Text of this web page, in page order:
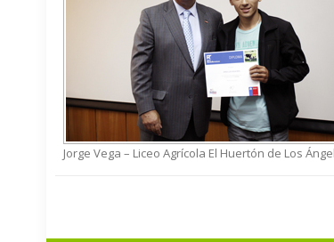
Jorge Vega – Liceo Agrícola El Huertón de Los